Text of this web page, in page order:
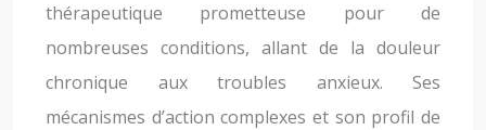
thérapeutique prometteuse pour de
nombreuses conditions, allant de la douleur
chronique aux troubles anxieux. Ses
mécanismes d’action complexes et son profil de